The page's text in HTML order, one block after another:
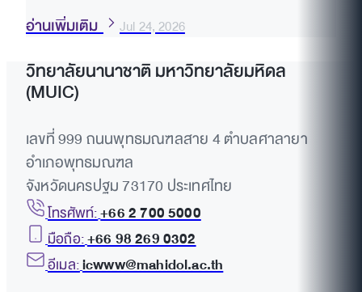
อ่านเพิ่มเติม Jul 24, 2026
วิทยาลัยนานาชาติ มหาวิทยาลัยมหิดล
(MUIC)
เลขที่ 999 ถนนพุทธมณฑลสาย 4 ตำบลศาลายา
อำเภอพุทธมณฑล
จังหวัดนครปฐม 73170 ประเทศไทย
โทรศัพท์:+66 2 700 5000
มือถือ:+66 98 269 0302
อีเมล:icwww@mahidol.ac.th